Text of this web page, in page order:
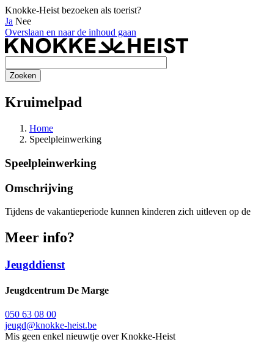
Knokke-Heist bezoeken als toerist?
Ja Nee
Overslaan en naar de inhoud gaan
Kruimelpad
Home
Speelpleinwerking
Speelpleinwerking
Omschrijving
Tijdens de vakantieperiode kunnen kinderen zich uitleven op
Meer info?
Jeugddienst
Jeugdcentrum De Marge
050 63 08 00
jeugd@knokke-heist.be
Mis geen enkel nieuwtje over Knokke-Heist